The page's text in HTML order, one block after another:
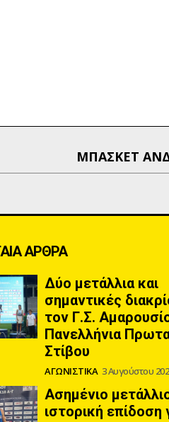
ΜΠΑΣΚΕΤ
ΑΡΘΡΑ
Δύο μετάλλια και
σημαντικές
τον Γ.Σ.
Πανελλήνια
Στίβου
ΑΓΩΝΙΣΤΙΚΑ 3 Αυγούστου
Ασημένιο
ιστορική επίδοση